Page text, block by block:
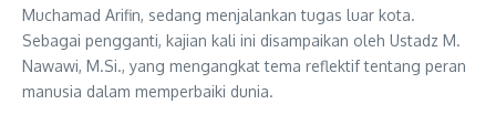
Muchamad Arifin, sedang menjalankan tugas luar kota.
Sebagai pengganti, kajian kali ini disampaikan oleh Ustadz M.
Nawawi, M.Si., yang mengangkat tema reflektif tentang peran
manusia dalam memperbaiki dunia.